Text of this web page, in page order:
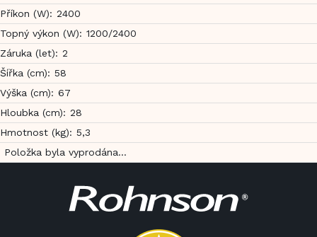
Příkon (W): 2400
Topný výkon (W): 1200/2400
Záruka (let): 2
Šířka (cm): 58
Výška (cm): 67
Hloubka (cm): 28
Hmotnost (kg): 5,3
Položka byla vyprodána…